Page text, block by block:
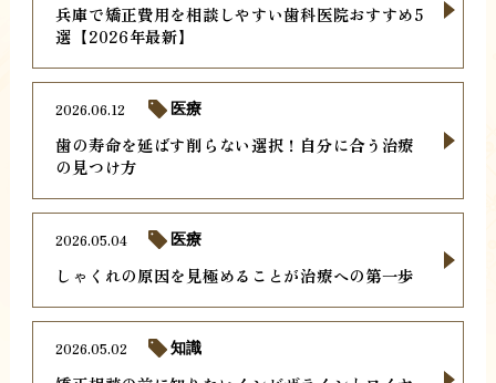
兵庫で矯正費用を相談しやすい歯科医院おすすめ5
選【2026年最新】
歯の寿命を延ばす削らない選択！自分に合う治療
の見つけ方
2026.06.12 医療
しゃくれの原因を見極めることが治療への第一歩
2026.05.04 医療
2026.05.02 知識